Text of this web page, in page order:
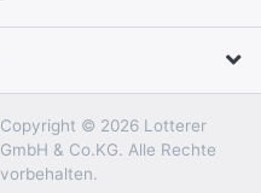
Copyright © 2026 Lotterer
GmbH & Co.KG. Alle Rechte
vorbehalten.